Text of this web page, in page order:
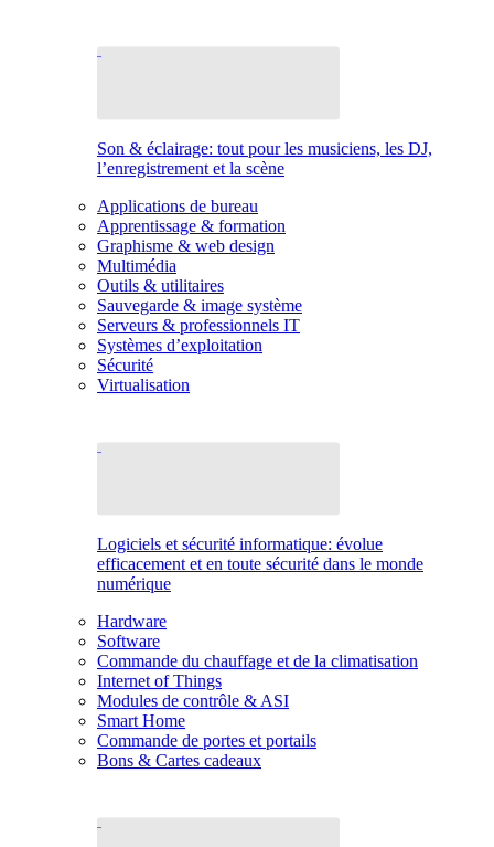
Son & éclairage: tout pour les musiciens, les DJ,
l’enregistrement et la scène
Applications de bureau
Apprentissage & formation
Graphisme & web design
Multimédia
Outils & utilitaires
Sauvegarde & image système
Serveurs & professionnels IT
Systèmes d’exploitation
Sécurité
Virtualisation
Logiciels et sécurité informatique: évolue
efficacement et en toute sécurité dans le monde
numérique
Hardware
Software
Commande du chauffage et de la climatisation
Internet of Things
Modules de contrôle & ASI
Smart Home
Commande de portes et portails
Bons & Cartes cadeaux